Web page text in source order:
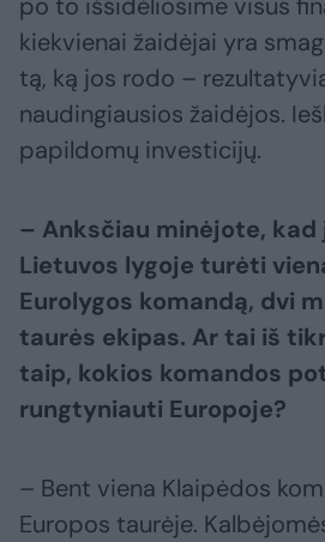
kiekvienai žaidėjai yra
tą, ką jos rodo –
naudingiausios žaidėjos.
papildomų investicijų.
– Anksčiau minėjote,
Lietuvos lygoje turėti
Eurolygos komandą, dvi
taurės ekipas. Ar tai iš
taip, kokios komandos
rungtyniauti Europoje?
– Bent viena Klaipėdos
Europos taurėje.